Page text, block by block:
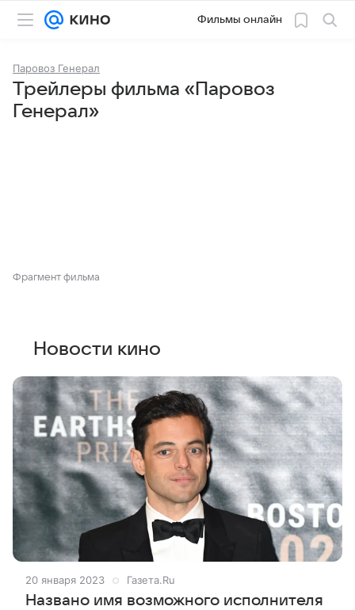
Фильмы онлайн
Паровоз Генерал
Трейлеры фильма «Паровоз
Генерал»
Фрагмент фильма
Новости кино
20 января 2023 Газета.Ru
Названо имя возможного исполнителя